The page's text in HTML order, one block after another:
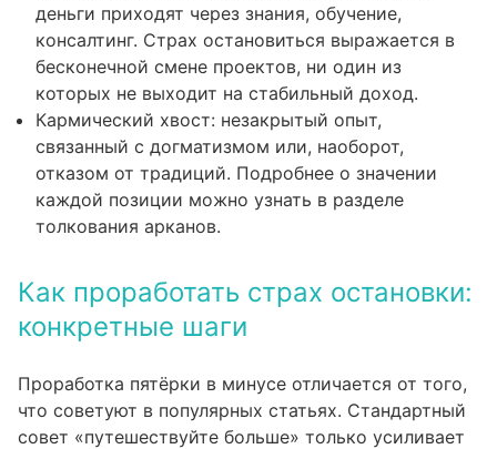
деньги приходят через знания, обучение,
консалтинг. Страх остановиться выражается в
бесконечной смене проектов, ни один из
которых не выходит на стабильный доход.
Кармический хвост: незакрытый опыт,
связанный с догматизмом или, наоборот,
отказом от традиций. Подробнее о значении
каждой позиции можно узнать в разделе
толкования арканов.
Как проработать страх остановки:
конкретные шаги
Проработка пятёрки в минусе отличается от того,
что советуют в популярных статьях. Стандартный
совет «путешествуйте больше» только усиливает